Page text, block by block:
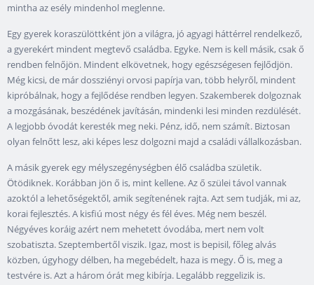
mintha az esély mindenhol meglenne.
Egy gyerek koraszülöttként jön a világra, jó agyagi háttérrel rendelkező,
a gyerekért mindent megtevő családba. Egyke. Nem is kell másik, csak ő
rendben felnőjön. Mindent elkövetnek, hogy egészségesen fejlődjön.
Még kicsi, de már dossziényi orvosi papírja van, több helyről, mindent
kipróbálnak, hogy a fejlődése rendben legyen. Szakemberek dolgoznak
a mozgásának, beszédének javításán, mindenki lesi minden rezdülését.
A legjobb óvodát keresték meg neki. Pénz, idő, nem számít. Biztosan
olyan felnőtt lesz, aki képes lesz dolgozni majd a családi vállalkozásban.
A másik gyerek egy mélyszegénységben élő családba születik.
Ötödiknek. Korábban jön ő is, mint kellene. Az ő szülei távol vannak
azoktól a lehetőségektől, amik segítenének rajta. Azt sem tudják, mi az,
korai fejlesztés. A kisfiú most négy és fél éves. Még nem beszél.
Négyéves koráig azért nem mehetett óvodába, mert nem volt
szobatiszta. Szeptembertől viszik. Igaz, most is bepisil, főleg alvás
közben, úgyhogy délben, ha megebédelt, haza is megy. Ő is, meg a
testvére is. Azt a három órát meg kibírja. Legalább reggelizik is.